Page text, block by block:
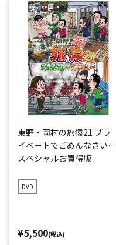
東野・岡村の旅猿21 プラ
イベートでごめんなさい…
スペシャルお買得版
DVD
¥5,500(税込)